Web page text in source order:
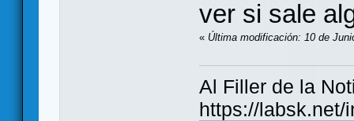
ver si sale
« Última modificación: 10 de
Al Filler de la
https://labsk.net/